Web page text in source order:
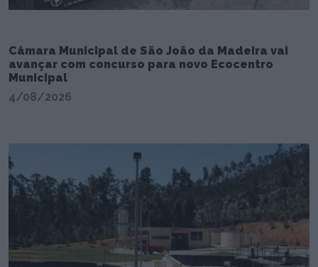
Câmara Municipal de São João da Madeira vai
avançar com concurso para novo Ecocentro
Municipal
4/08/2026